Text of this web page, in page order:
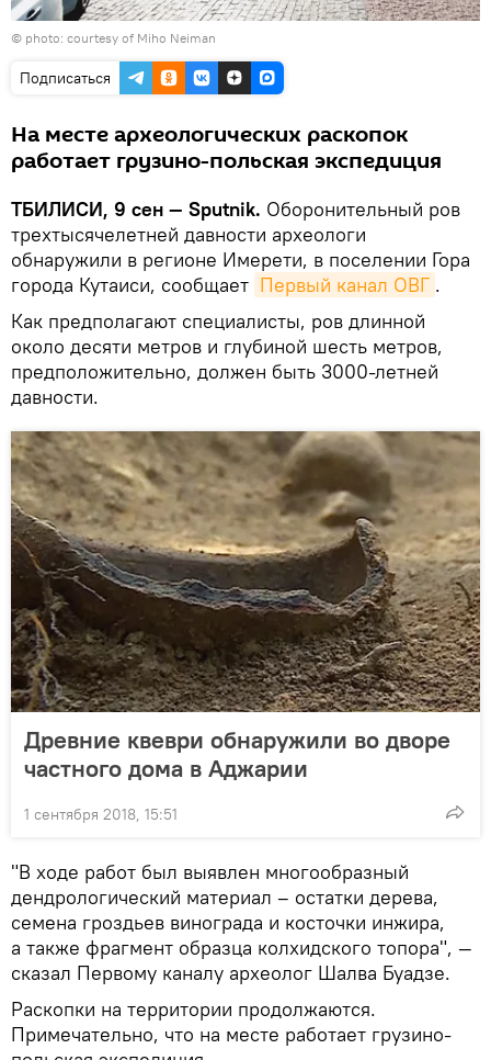
© photo: courtesy of Miho Neiman
Подписаться
На месте археологических раскопок
работает грузино-польская экспедиция
ТБИЛИСИ, 9 cен — Sputnik. Оборонительный ров
трехтысячелетней давности археологи
обнаружили в регионе Имерети, в поселении Гора
города Кутаиси, сообщает Первый канал ОВГ .
Как предполагают специалисты, ров длинной
около десяти метров и глубиной шесть метров,
предположительно, должен быть 3000-летней
давности.
Древние квеври обнаружили во дворе
частного дома в Аджарии
1 сентября 2018, 15:51
"В ходе работ был выявлен многообразный
дендрологический материал – остатки дерева,
семена гроздьев винограда и косточки инжира,
а также фрагмент образца колхидского топора", —
сказал Первому каналу археолог Шалва Буадзе.
Раскопки на территории продолжаются.
Примечательно, что на месте работает грузино-